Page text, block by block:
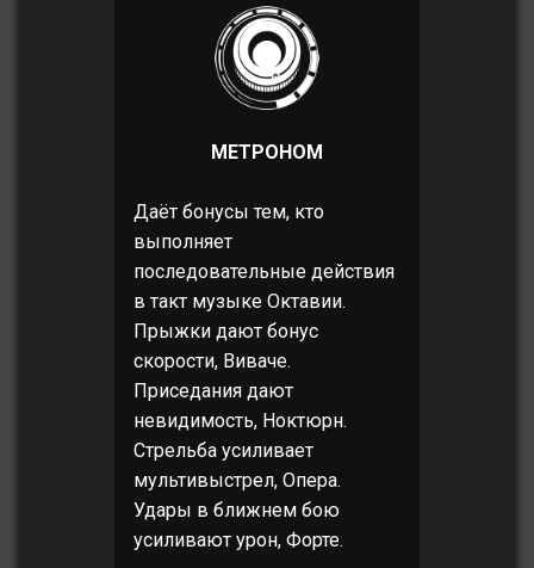
МЕТРОНОМ
Даёт бонусы тем, кто
выполняет
последовательные действия
в такт музыке Октавии.
Прыжки дают бонус
скорости, Виваче.
Приседания дают
невидимость, Ноктюрн.
Стрельба усиливает
мультивыстрел, Опера.
Удары в ближнем бою
усиливают урон, Форте.